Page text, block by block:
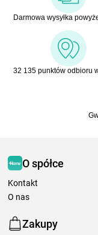
Darmowa wysyłka
32 135 punktów odbioru
O spółce
Kontakt
O nas
Zakupy